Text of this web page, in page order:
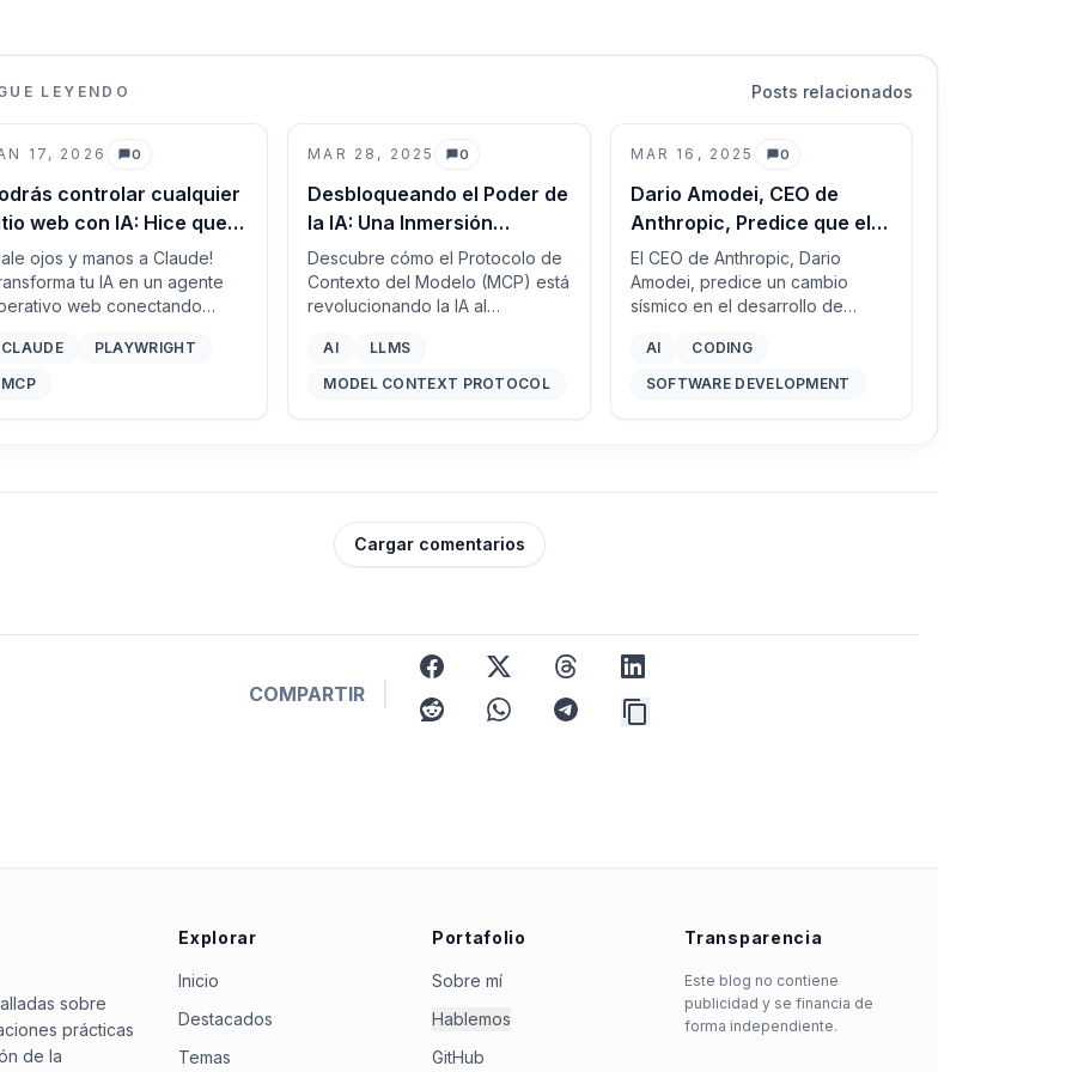
LEYENDO Posts relacionados
17, 2026 0
Comentarios
controlar cualquier
web con IA: Hice que
controlara a Gemini
alucinante
ojos y manos a Claude!
tu IA en un agente
web conectando
cualquier sitio web,
inicios de sesión
CLAUDE
PLAYWRIGHT
MCP
MAR 28, 2025 0
Comentarios
Desbloqueando el Poder de
la IA: Una Inmersión
Profunda en el Protocolo
de Contexto del Modelo
(MCP)
Descubre cómo el Protocolo de
Contexto del Modelo (MCP) está
revolucionando la IA al
entre los grandes modelos de
lenguaje (LLM) y las
AI
LLMS
MODEL CONTEXT PROTOCOL
MAR 16, 2025 0
Comentarios
Dario Amodei, CEO de
Anthropic, Predice que el
90% del Código Será
Generado por IA en 3-6
Meses
El CEO de Anthropic, Dario
Amodei, predice un cambio
sísmico en el desarrollo de
IA escribirá el 90% del código
en tres a seis meses, y casi todo
futuro del trabajo en tecnología.
AI
CODING
SOFTWARE DEVELOPMENT
Cargar comentarios
COMPARTIR
facebook
x threads linkedin
reddit whatsapptelegram
sobre
prácticas
de la
Explorar
Inicio
Destacados
Temas
Portafolio
Sobre mí
Hablemos
GitHub
Transparencia
Este blog no contiene
publicidad y se financia de
forma independiente.